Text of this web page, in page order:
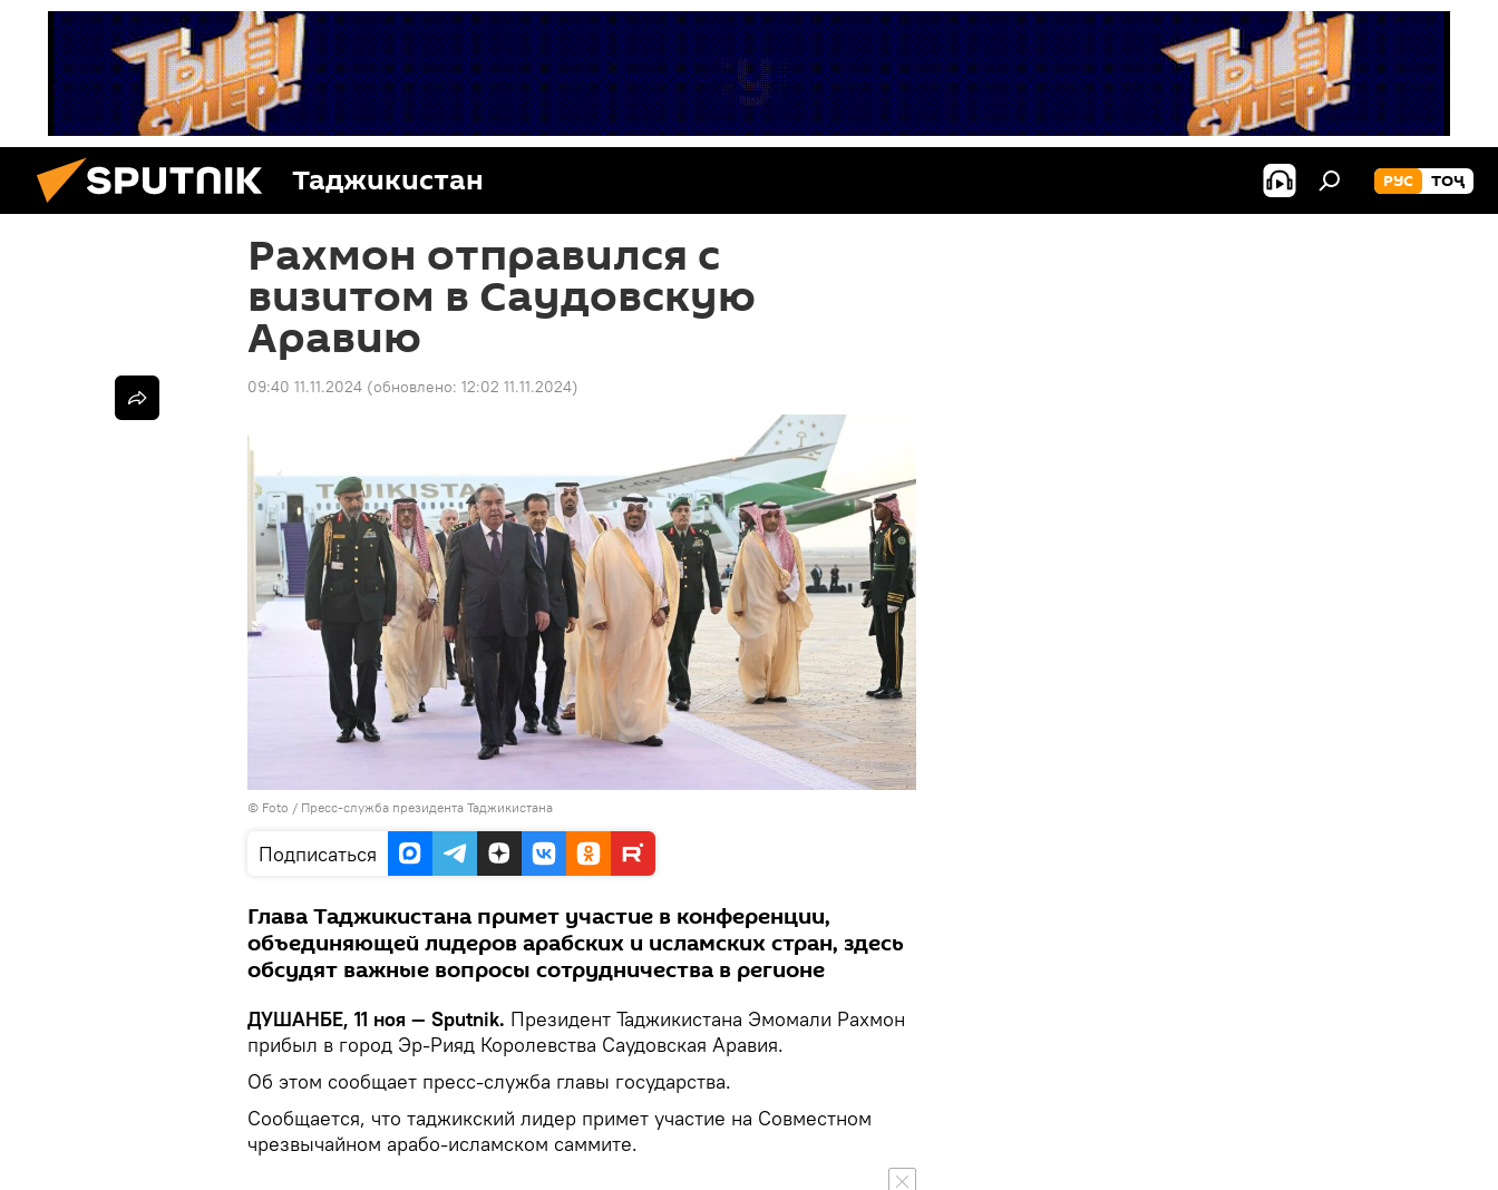
Таджикистан РУС ТОҶ
Рахмон отправился с
визитом в Саудовскую
Аравию
09:40 11.11.2024 (обновлено: 12:02 11.11.2024)
© Foto / Пресс-служба президента Таджикистана
Подписаться
Глава Таджикистана примет участие в конференции,
объединяющей лидеров арабских и исламских стран, здесь
обсудят важные вопросы сотрудничества в регионе
ДУШАНБЕ, 11 ноя — Sputnik. Президент Таджикистана Эмомали Рахмон
прибыл в город Эр-Рияд Королевства Саудовская Аравия.
Об этом сообщает пресс-служба главы государства.
Сообщается, что таджикский лидер примет участие на Совместном
чрезвычайном арабо-исламском саммите.